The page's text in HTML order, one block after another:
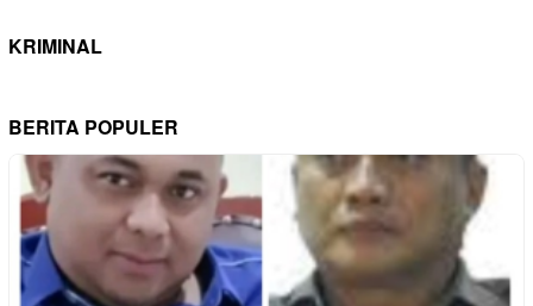
KRIMINAL
BERITA POPULER